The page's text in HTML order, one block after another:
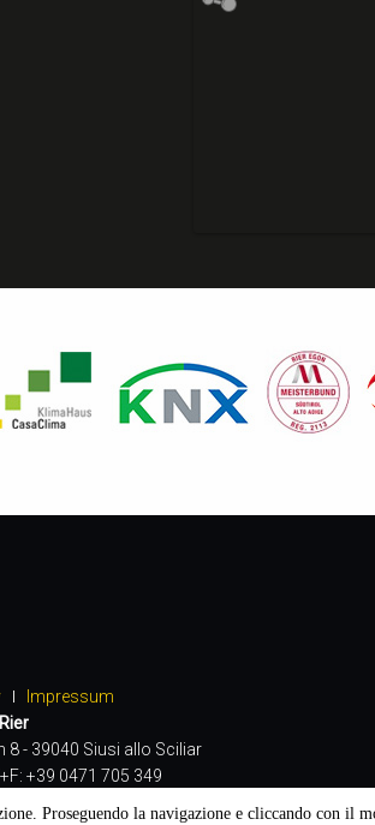
Impressum
8 - 39040 Siusi allo Sciliar
+39 0471 705 349
Proseguendo la navigazione e cliccando con il